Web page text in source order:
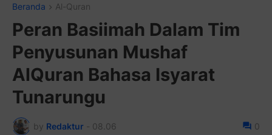
Beranda Al-Quran
Peran Basiimah Dalam Tim
Penyusunan Mushaf
AlQuran Bahasa Isyarat
Tunarungu
by Redaktur - 08.06 0